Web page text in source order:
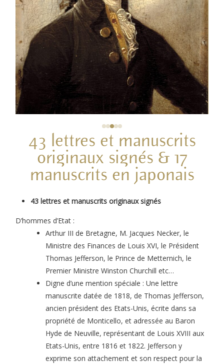
43 lettres et manuscrits
originaux signés & 17
manuscrits en japonais
43 lettres et manuscrits originaux signés
D’hommes d’Etat :
Arthur III de Bretagne, M. Jacques Necker, le
Ministre des Finances de Louis XVI, le Président
Thomas Jefferson, le Prince de Metternich, le
Premier Ministre Winston Churchill etc…
Digne d’une mention spéciale : Une lettre
manuscrite datée de 1818, de Thomas Jefferson,
ancien président des Etats-Unis, écrite dans sa
propriété de Monticello, et adressée au Baron
Hyde de Neuville, représentant de Louis XVIII aux
Etats-Unis, entre 1816 et 1822. Jefferson y
exprime son attachement et son respect pour la